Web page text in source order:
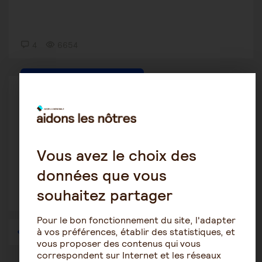
Katy
4 mars 2021 12:09
sol francais
5472
1 … 39 40 41 42 43 44 45 … 57
Vous avez le choix des
données que vous
souhaitez partager
Pour le bon fonctionnement du site, l'adapter
à vos préférences, établir des statistiques, et
vous proposer des contenus qui vous
correspondent sur Internet et les réseaux